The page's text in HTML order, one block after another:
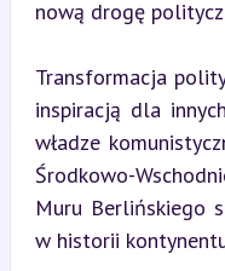
nową drogę
Transformacja
inspiracją dla
władze
Środkowo-
Muru Berlińskiego
w historii